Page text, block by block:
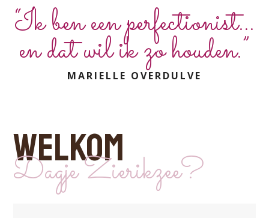
“Ik ben een perfectionist...
en dat wil ik zo houden.”
MARIELLE OVERDULVE
WELKOM
Dagje Zierikzee?